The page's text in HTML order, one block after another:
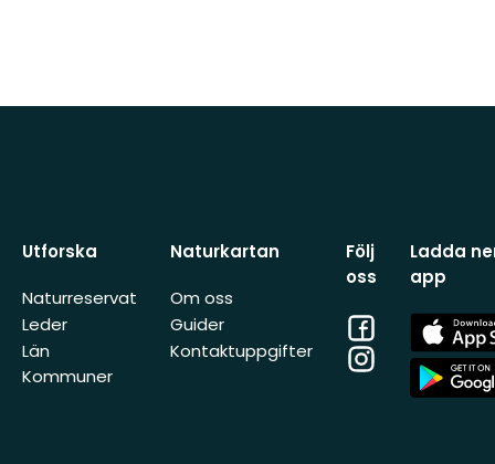
Utforska
Naturreservat
Leder
Län
Kommuner
Naturkartan
Om oss
Guider
Kontaktuppgifter
Följ
oss
Facebook
Instagram
Ladda
app
App
Store
App
Store